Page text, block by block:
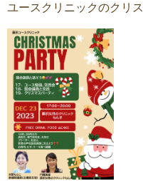
ユースクリニックのクリ